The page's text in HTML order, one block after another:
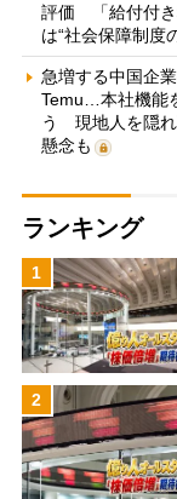
評価 「給付付き
は“社会保障制度
急増する中国企
Temu…本社機能
う 現地人を隠れ
懸念も
ランキング
1
2